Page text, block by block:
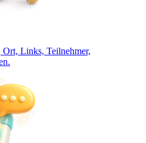
Links, Teilnehmer,